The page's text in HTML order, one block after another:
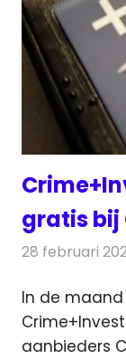
gratis bij
28 februari
In de
aanbieders